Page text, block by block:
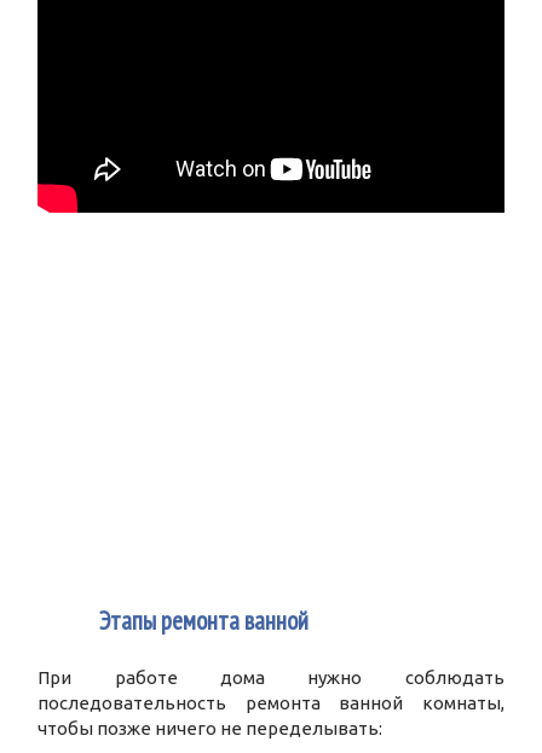
Этапы ремонта ванной
При работе дома нужно соблюдать
последовательность ремонта ванной комнаты,
чтобы позже ничего не переделывать: